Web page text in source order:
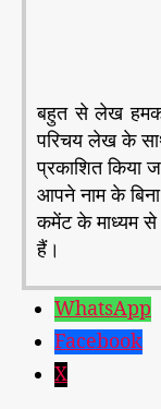
बहुत से लेख
परिचय लेख के
प्रकाशित किया
आपने नाम के
कमेंट के माध्यम
हैं।
WhatsApp
Facebook
X